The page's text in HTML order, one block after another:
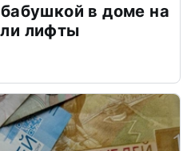
в доме на
лифты